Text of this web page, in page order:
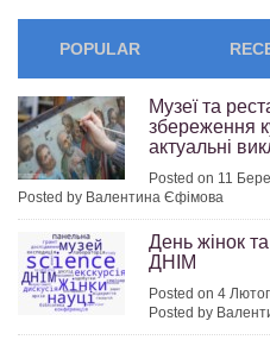
POPULAR
Музеї та
збереження
актуальні
Posted on 11
Posted by Валентина Єфімова
День жінок та
ДНІМ
Posted on 4
Posted by